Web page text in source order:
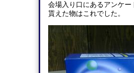
会場入り口にあるアンケ
貰えた物はこれでした。